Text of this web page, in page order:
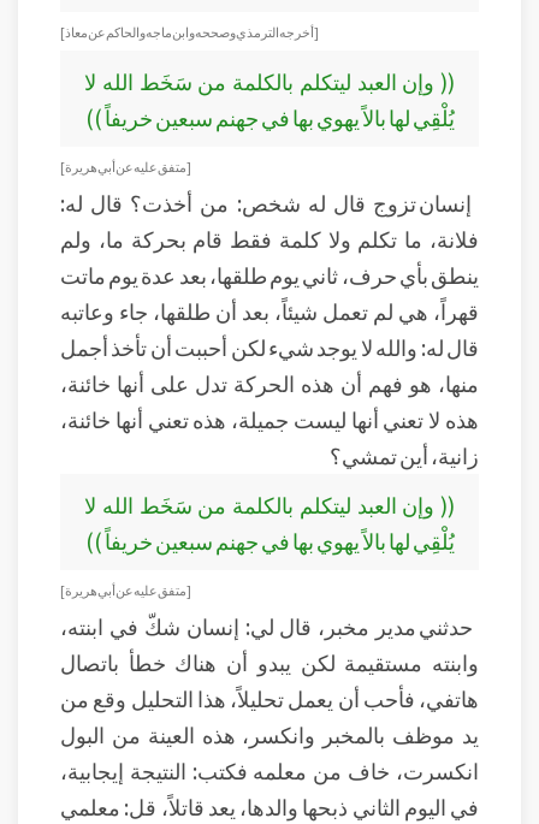
[ أخرجه الترمذي وصححه وابن ماجه والحاكم عن معاذ ]
(( وإن العبد ليتكلم بالكلمة من سَخَط الله لا
يُلْقِي لها بالاً يهوي بها في جهنم سبعين خريفاً ))
[ متفق عليه عن أبي هريرة ]
إنسان تزوج قال له شخص: من أخذت؟ قال له:
فلانة، ما تكلم ولا كلمة فقط قام بحركة ما، ولم
ينطق بأي حرف، ثاني يوم طلقها، بعد عدة يوم ماتت
قهراً، هي لم تعمل شيئاً، بعد أن طلقها، جاء وعاتبه
قال له: والله لا يوجد شيء لكن أحببت أن تأخذ أجمل
منها، هو فهم أن هذه الحركة تدل على أنها خائنة،
هذه لا تعني أنها ليست جميلة، هذه تعني أنها خائنة،
زانية، أين تمشي؟
(( وإن العبد ليتكلم بالكلمة من سَخَط الله لا
يُلْقِي لها بالاً يهوي بها في جهنم سبعين خريفاً ))
[ متفق عليه عن أبي هريرة ]
حدثني مدير مخبر، قال لي: إنسان شكّ في ابنته،
وابنته مستقيمة لكن يبدو أن هناك خطأ باتصال
هاتفي، فأحب أن يعمل تحليلاً، هذا التحليل وقع من
يد موظف بالمخبر وانكسر، هذه العينة من البول
انكسرت، خاف من معلمه فكتب: النتيجة إيجابية،
في اليوم الثاني ذبحها والدها، يعد قاتلاً، قل: معلمي